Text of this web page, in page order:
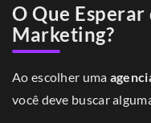
O Que Esperar
Marketing?
Ao escolher uma
você deve buscar